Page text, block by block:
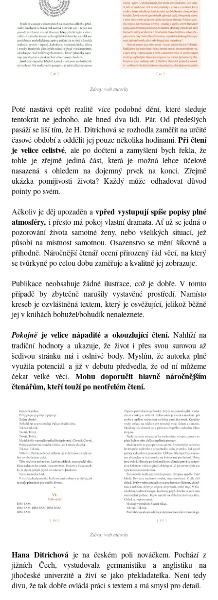
Zdroj: web autorky
Poté nastává opět realitě více podobné dění, které sleduje
tentokrát ne jednoho, ale hned dva lidi. Pár. Od předešlých
pasáží se liší tím, že H. Ditrichová se rozhodla zaměřit na určité
časové období a oddělit jej pouze několika hodinami.Při čtení
je velice celistvé, ale po dočtení a zamyšlení bych řekla, že
tohle je zřejmě jediná část, která je možná lehce účelově
nasazená s ohledem na dojemný prvek na konci. Zřejmě
ukázka pomíjivosti života? Každý může odhadovat důvod
pointy po svém.
Ačkoliv je děj upozaděn avpřed vystupují spíše popisy plné
atmosféry, i přesto má pokoj vlastní dramata. Ať už se jedná o
pozorování života samotné ženy, nebo všelikých situací, jež
působí na místnost samotnou. Osazenstvo se mění šikovně a
příhodně. Náročnější čtenář ocení přirozený řád věcí, na který
se tvůrkyně po celou dobu zaměřuje a kvalitně jej zobrazuje.
Publikace neobsahuje žádné ilustrace, což je dobře. V tomto
případě by zbytečně narušily vystavěné prostředí. Namísto
kreseb je ozvláštněná textem, který je osvěžující, jelikož běžně
jej v knihách bohužel/bohudík nenaleznete.
Pokojně je velice nápadité a okouzlujícíčtení. Nahlíží na
tradiční hodnoty a ukazuje, že život i přes svou surovou až
šedivou stránku má i oslnivé body. Myslím, že autorka plně
využila potenciál a již v debutu předvedla, že od ní můžeme
čekat velké věci. Mohu doporučit hlavně náročnějším
čtenářům, kteří touží po neotřelém čtení.
Zdroj: web autorky
Hana Ditrichová je na českém poli nováčkem. Pochází z
jižních Čech, vystudovala germanistiku a anglistiku na
jihočeské univerzitě a živí se jako překladatelka. Není tedy
divu, že tak dobře ovládá práci s textem a má smysl pro detail.